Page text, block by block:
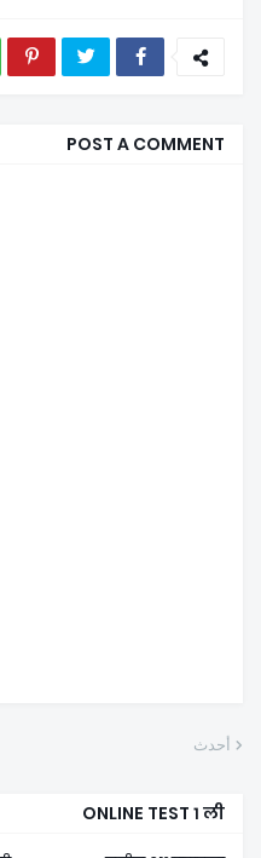
POST A COMMENT
أحدث
ONLINE TEST १ ली